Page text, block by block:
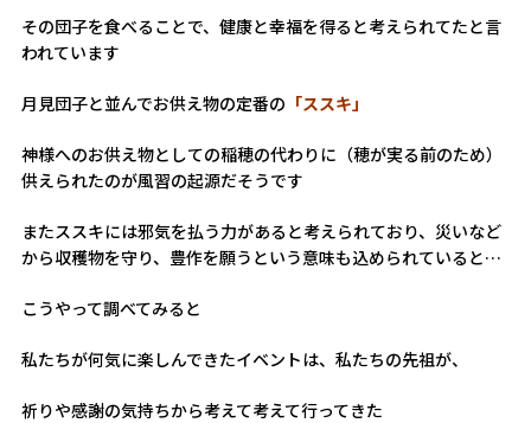
その団子を食べることで、健康と幸福を得ると考えられてたと言
われています
月見団子と並んでお供え物の定番の 「ススキ」
神様へのお供え物としての稲穂の代わりに（穂が実る前のため）
供えられたのが風習の起源だそうです
またススキには邪気を払う力があると考えられており、災いなど
から収穫物を守り、豊作を願うという意味も込められていると…
こうやって調べてみると
私たちが何気に楽しんできたイベントは、私たちの先祖が、
祈りや感謝の気持ちから考えて考えて行ってきた